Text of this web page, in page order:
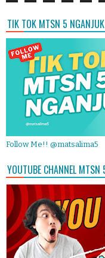
TIK TOK MTSN 5 NGANJUK
Follow Me!! @matsalima5
YOUTUBE CHANNEL MTSN